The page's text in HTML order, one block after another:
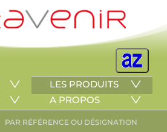
LES PRODUITS
A PROPOS
PAR RÉFÉRENCE OU DÉSIGNATION